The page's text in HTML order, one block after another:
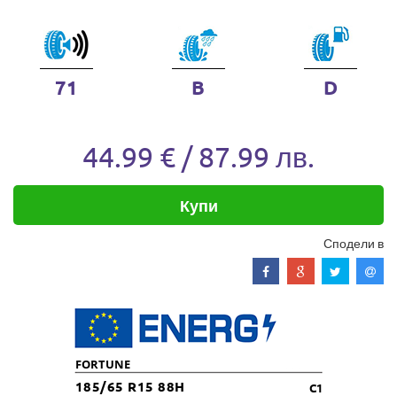
71 B D
44.99 € / 87.99 лв.
Купи
Сподели в
FORTUNE
185/65 R15 88H C1